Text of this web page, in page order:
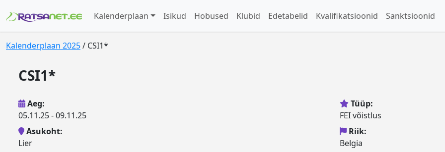
Kalenderplaan Isikud Hobused Klubid Edetabelid Kvalifikatsioonid Sanktsioonid
Kalenderplaan 2025/ CSI1*
CSI1*
Aeg:
05.11.25 - 09.11.25
Asukoht:
Lier
Tüüp:
FEI võistlus
Riik:
Belgia